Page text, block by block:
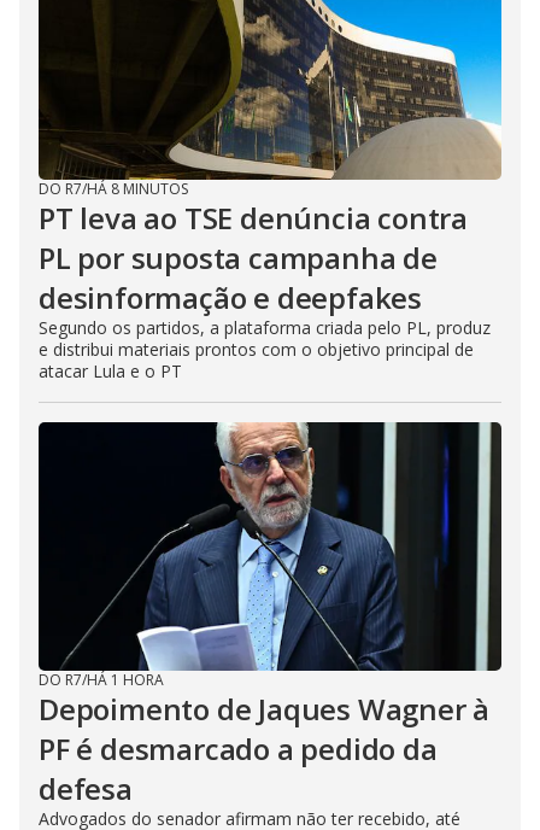
DO R7/HÁ 8 MINUTOS
PT leva ao TSE denúncia contra
PL por suposta campanha de
desinformação e deepfakes
Segundo os partidos, a plataforma criada pelo PL, produz
e distribui materiais prontos com o objetivo principal de
atacar Lula e o PT
DO R7/HÁ 1 HORA
Depoimento de Jaques Wagner à
PF é desmarcado a pedido da
defesa
Advogados do senador afirmam não ter recebido, até